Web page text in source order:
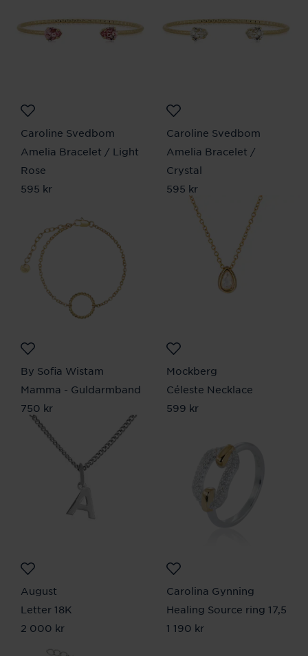
Caroline Svedbom
Amelia Bracelet / Light
Rose
Pris :595 kr
595 kr
Caroline Svedbom
Amelia Bracelet /
Crystal
Pris :595 kr
595 kr
By Sofia Wistam
Mamma - Guldarmband
Pris:750 kr
750 kr
Mockberg
Céleste Necklace
Pris:599 kr
599 kr
August
Letter 18K
Pris:2 000 kr
2 000 kr
Carolina Gynning
Healing Source ring 17,5
Pris:1 190 kr
1 190 kr